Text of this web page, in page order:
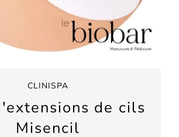
CLINISPA
de cils
Misencil